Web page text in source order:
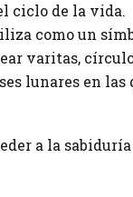
ciclo de la vida.
como un
varitas,
lunares en las
a la sabiduría